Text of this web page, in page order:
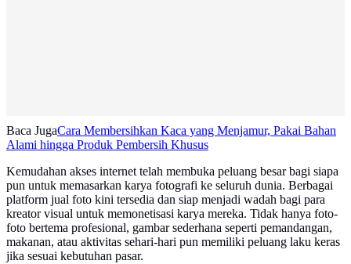
Baca JugaCara Membersihkan Kaca yang Menjamur, Pakai Bahan
Alami hingga Produk Pembersih Khusus
Kemudahan akses internet telah membuka peluang besar bagi siapa
pun untuk memasarkan karya fotografi ke seluruh dunia. Berbagai
platform jual foto kini tersedia dan siap menjadi wadah bagi para
kreator visual untuk memonetisasi karya mereka. Tidak hanya foto-
foto bertema profesional, gambar sederhana seperti pemandangan,
makanan, atau aktivitas sehari-hari pun memiliki peluang laku keras
jika sesuai kebutuhan pasar.